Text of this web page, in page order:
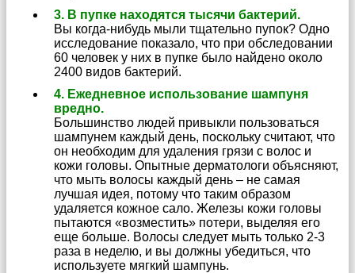
3. В пупке находятся тысячи бактерий.
Вы когда-нибудь мыли тщательно пупок? Одно
исследование показало, что при обследовании
60 человек у них в пупке было найдено около
2400 видов бактерий.
4. Ежедневное использование шампуня
вредно.
Большинство людей привыкли пользоваться
шампунем каждый день, поскольку считают, что
он необходим для удаления грязи с волос и
кожи головы. Опытные дерматологи объясняют,
что мыть волосы каждый день – не самая
лучшая идея, потому что таким образом
удаляется кожное сало. Железы кожи головы
пытаются «возместить» потери, выделяя его
еще больше. Волосы следует мыть только 2-3
раза в неделю, и вы должны убедиться, что
используете мягкий шампунь.